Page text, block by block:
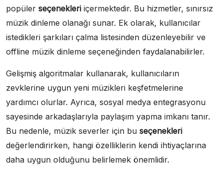
popüler seçenekleri içermektedir. Bu hizmetler, sınırsız
müzik dinleme olanağı sunar. Ek olarak, kullanıcılar
istedikleri şarkıları çalma listesinden düzenleyebilir ve
offline müzik dinleme seçeneğinden faydalanabilirler.
Gelişmiş algoritmalar kullanarak, kullanıcıların
zevklerine uygun yeni müzikleri keşfetmelerine
yardımcı olurlar. Ayrıca, sosyal medya entegrasyonu
sayesinde arkadaşlarıyla paylaşım yapma imkanı tanır.
Bu nedenle, müzik severler için bu seçenekleri
değerlendirirken, hangi özelliklerin kendi ihtiyaçlarına
daha uygun olduğunu belirlemek önemlidir.